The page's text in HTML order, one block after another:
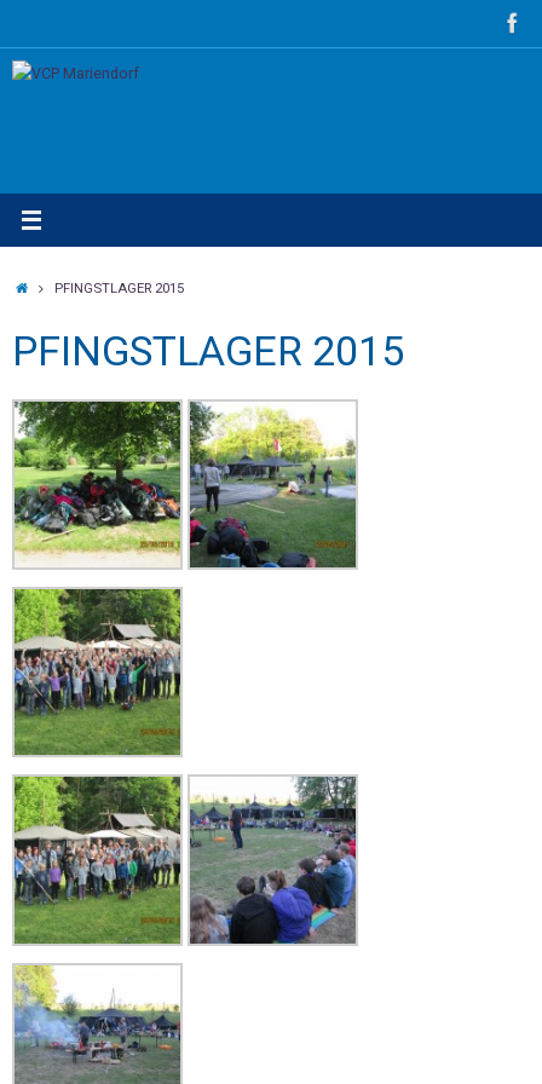
springen
STARTSEITE
PFINGSTLAGER 2015
PFINGSTLAGER 2015